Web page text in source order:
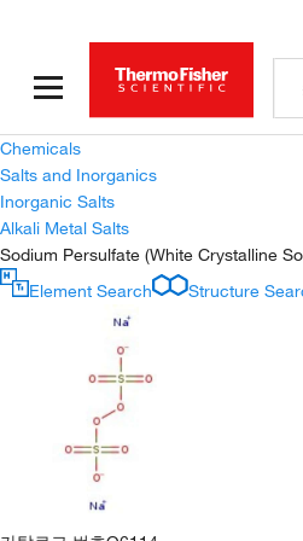
Chemicals
Salts and Inorganics
Inorganic Salts
Alkali Metal Salts
Sodium Persulfate (White Crystalline
Element Search
Structure